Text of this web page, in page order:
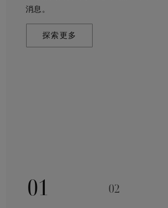
消息。
探索更多
寶品牌。
探索更多
驗。預約於店內或線上進行鑑賞，透過
瞭解更多
藝將鑽石轉化為永恆和標誌性的設計。
探索更多
01
02